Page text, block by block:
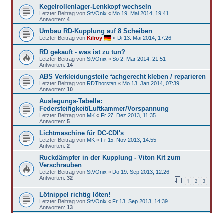
Kegelrollenlager-Lenkkopf wechseln
Letzter Beitrag von StVOnix « Mo 19. Mai 2014, 19:41
Antworten: 4
Umbau RD-Kupplung auf 8 Scheiben
Letzter Beitrag von Kilroy « Di 13. Mai 2014, 17:26
RD gekauft - was ist zu tun?
Letzter Beitrag von StVOnix « So 2. Mär 2014, 21:51
Antworten: 14
ABS Verkleidungsteile fachgerecht kleben / reparieren
Letzter Beitrag von RDThorsten« Mo 13. Jan 2014, 07:39
Antworten: 10
Auslegungs-Tabelle:
Federsteifigkeit/Luftkammer/Vorspannung
Letzter Beitrag von MK« Fr 27. Dez 2013, 11:35
Antworten: 5
Lichtmaschine für DC-CDI's
Letzter Beitrag von MK« Fr 15. Nov 2013, 14:55
Antworten: 2
Ruckdämpfer in der Kupplung - Viton Kit zum
Verschrauben
Letzter Beitrag von StVOnix « Do 19. Sep 2013, 12:26
Antworten: 32 1 2 3
Lötnippel richtig löten!
Letzter Beitrag von StVOnix « Fr 13. Sep 2013, 14:39
Antworten: 13